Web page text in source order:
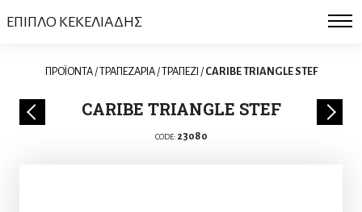
ΕΠΙΠΛΟ ΚΕΚΕΛΙΑΔΗΣ
ΠΡΟΪΟΝΤΑ/ΤΡΑΠΕΖΑΡΙΑ/ΤΡΑΠΕΖΙ / CARIBE TRIANGLE STEF
CARIBE TRIANGLE STEF
CODE: 23080